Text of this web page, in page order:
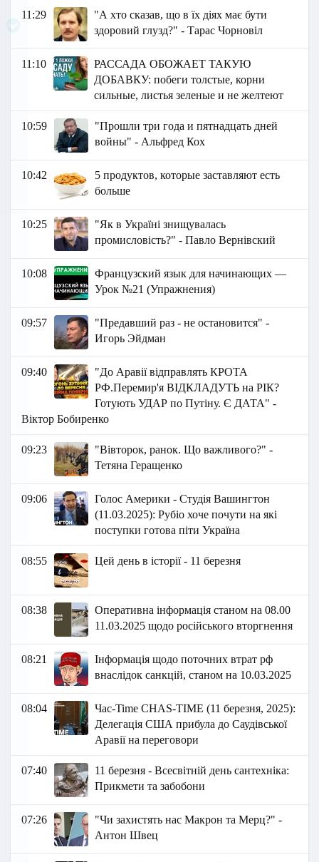
11:29
"А хто сказав, що в їх діях має бути
здоровий глузд?" - Тарас Чорновіл
11:10
РАССАДА ОБОЖАЕТ ТАКУЮ
ДОБАВКУ: побеги толстые, корни
сильные, листья зеленые и не желтеют
10:59
"Прошли три года и пятнадцать дней
войны" - Альфред Кох
10:42
5 продуктов, которые заставляют есть
больше
10:25
"Як в Україні знищувалась
промисловість?" - Павло Вернівский
10:08
Французский язык для начинающих —
Урок №21 (Упражнения)
09:57
"Предавший раз - не остановится" -
Игорь Эйдман
09:40
"До Аравії відправлять КРОТА
РФ.Перемир'я ВІДКЛАДУТЬ на РІК?
Готують УДАР по Путіну. Є ДАТА" -
Віктор Бобиренко
09:23
"Вівторок, ранок. Що важливого?" -
Тетяна Геращенко
09:06
Голос Америки - Студія Вашингтон
(11.03.2025): Рубіо хоче почути на які
поступки готова піти Україна
08:55 Цей день в історії - 11 березня
08:38
Оперативна інформація станом на 08.00
11.03.2025 щодо російського вторгнення
08:21
Інформація щодо поточних втрат рф
внаслідок санкцій, станом на 10.03.2025
08:04
Час-Time CHAS-TIME (11 березня, 2025):
Делегація США прибула до Саудівської
Аравії на переговори
07:40
11 березня - Всесвітній день сантехніка:
Прикмети та забобони
07:26
"Чи захистять нас Макрон та Мерц?" -
Антон Швец